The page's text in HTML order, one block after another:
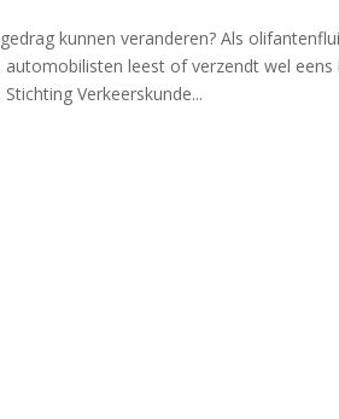
kunnen veranderen? Als
automobilisten leest of verzendt wel
Stichting Verkeerskunde...